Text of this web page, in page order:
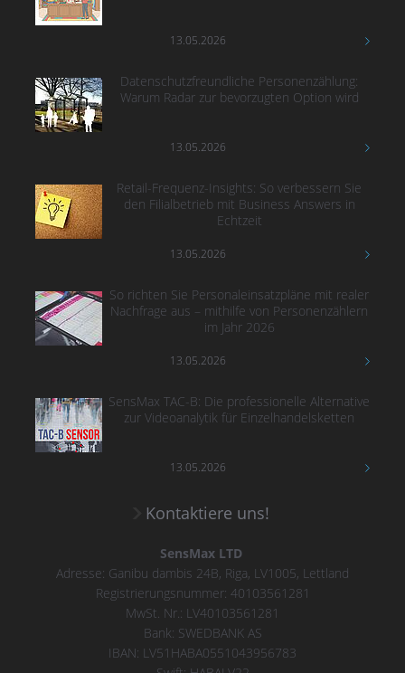
13.05.2026
Datenschutzfreundliche Personenzählung:
Warum Radar zur bevorzugten Option wird
13.05.2026
Retail-Frequenz-Insights: So verbessern Sie
den Filialbetrieb mit Business Answers in
Echtzeit
13.05.2026
So richten Sie Personaleinsatzpläne mit realer
Nachfrage aus – mithilfe von Personenzählern
im Jahr 2026
13.05.2026
SensMax TAC-B: Die professionelle Alternative
zur Videoanalytik für Einzelhandelsketten
13.05.2026
Kontaktiere uns!
SensMax LTD
Adresse: Ganibu dambis 24B, Riga, LV1005, Lettland
Registrierungsnummer: 40103561281
MwSt. Nr.: LV40103561281
Bank: SWEDBANK AS
IBAN: LV51HABA0551043956783